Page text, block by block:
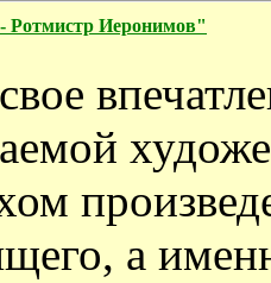
Ротмистр Иеронимов"
а